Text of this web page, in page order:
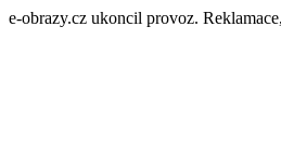
e-obrazy.cz ukoncil provoz.